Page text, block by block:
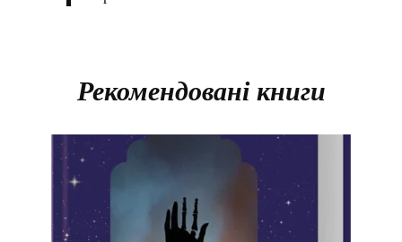
Рекомендовані книги